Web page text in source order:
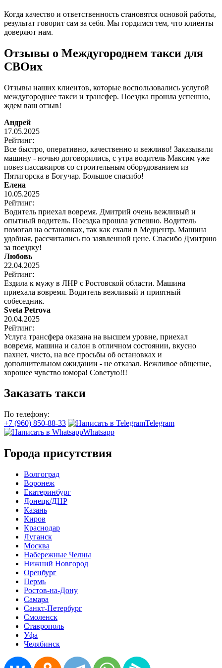
Когда качество и ответственность становятся основой работы,
результат говорит сам за себя. Мы гордимся тем, что клиенты
доверяют нам.
Отзывы о Междугороднем такси для
СВОих
Отзывы наших клиентов, которые воспользовались услугой
междугороднее такси и трансфер. Поездка прошла успешно,
ждем ваш отзыв!
Андрей
17.05.2025
Рейтинг:
Все быстро, оперативно, качественно и вежливо! Заказывали
машину - ночью договорились, с утра водитель Максим уже
повез пассажиров со строительным оборудованием из
Пятигорска в Богучар. Большое спасибо!
Елена
10.05.2025
Рейтинг:
Водитель приехал вовремя. Дмитрий очень вежливый и
опытный водитель. Поездка прошла успешно. Водитель
помогал на остановках, так как ехали в Медцентр. Машина
удобная, рассчитались по заявленной цене. Спасибо Дмитрию
за поездку!
Любовь
22.04.2025
Рейтинг:
Ездила к мужу в ЛНР с Ростовской области. Машина
приехала вовремя. Водитель вежливый и приятный
собеседник.
Sveta Petrova
20.04.2025
Рейтинг:
Услуга трансфера оказана на высшем уровне, приехал
вовремя, машина и салон в отличном состоянии, вкусно
пахнет, чисто, на все просьбы об остановках и
дополнительном ожидании - не отказал. Вежливое общение,
хорошее чувство юмора! Советую!!!
Заказать такси
По телефону:
+7 (960) 850-88-33
Telegram
Whatsapp
Города присутствия
Волгоград
Воронеж
Екатеринбург
Донецк/ДНР
Казань
Киров
Краснодар
Луганск
Москва
Набережные Челны
Нижний Новгород
Оренбург
Пермь
Ростов-на-Дону
Самара
Санкт-Петербург
Смоленск
Ставрополь
Уфа
Челябинск